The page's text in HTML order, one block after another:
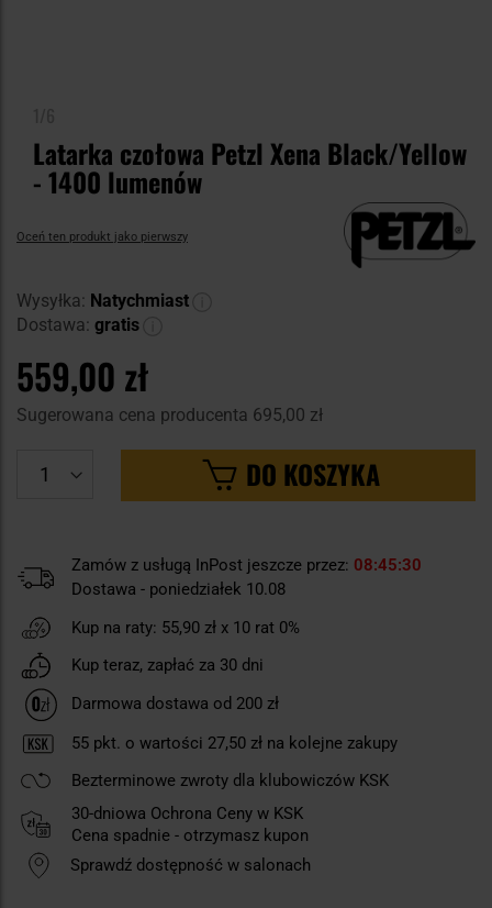
Latarka czołowa Petzl Xena Black/Yellow
- 1400 lumenów
Oceń ten produkt jako pierwszy
Wysyłka: Natychmiast
Dostawa: gratis
559,00 zł
Sugerowana cena producenta 695,00 zł
DO KOSZYKA
Zamów z usługą InPost jeszcze przez: 08 45 30
Dostawa - poniedziałek 10.08
Kup na raty: 55,90 zł x 10 rat 0%
Kup teraz, zapłać za 30 dni
Darmowa dostawa od 200 zł
55 pkt. o wartości 27,50 zł na kolejne zakupy
Bezterminowe zwroty dla klubowiczów KSK
30-dniowa Ochrona Ceny w KSK
Cena spadnie - otrzymasz kupon
Sprawdź dostępność w salonach